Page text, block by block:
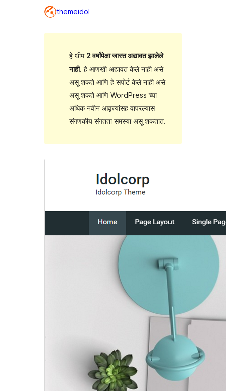
themeidol
हे थीम 2 वर्षांपेक्षा जास्त अद्यावत झालेले
नाही. हे आणखी अद्यावत केले नाही असे
असू शकते आणि हे सपोर्ट केले नाही असे
असू शकते आणि WordPress च्या
अधिक नवीन आवृत्त्यांसह वापरल्यास
संगणकीय संगतता समस्या असू शकतात.